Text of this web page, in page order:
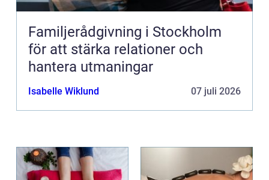
Familjerådgivning i Stockholm
för att stärka relationer och
hantera utmaningar
Isabelle Wiklund 07 juli 2026